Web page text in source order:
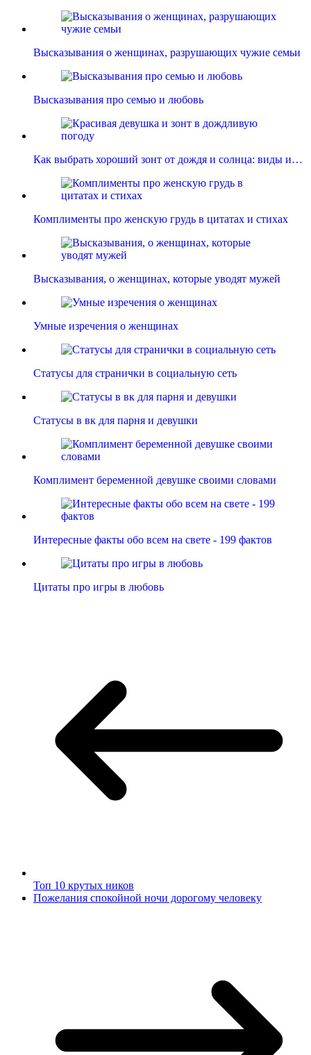
Высказывания о женщинах, разрушающих чужие семьи
Высказывания про семью и любовь
Как выбрать хороший зонт от дождя и солнца: виды и…
Комплименты про женскую грудь в цитатах и стихах
Высказывания, о женщинах, которые уводят мужей
Умные изречения о женщинах
Статусы для странички в социальную сеть
Статусы в вк для парня и девушки
Комплимент беременной девушке своими словами
Интересные факты обо всем на свете - 199 фактов
Цитаты про игры в любовь
Топ 10 крутых ников
Пожелания спокойной ночи дорогому человеку